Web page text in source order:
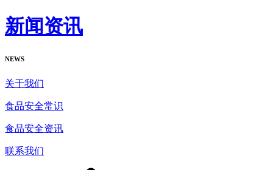
新闻资讯
NEWS
关于我们
食品安全常识
食品安全资讯
联系我们